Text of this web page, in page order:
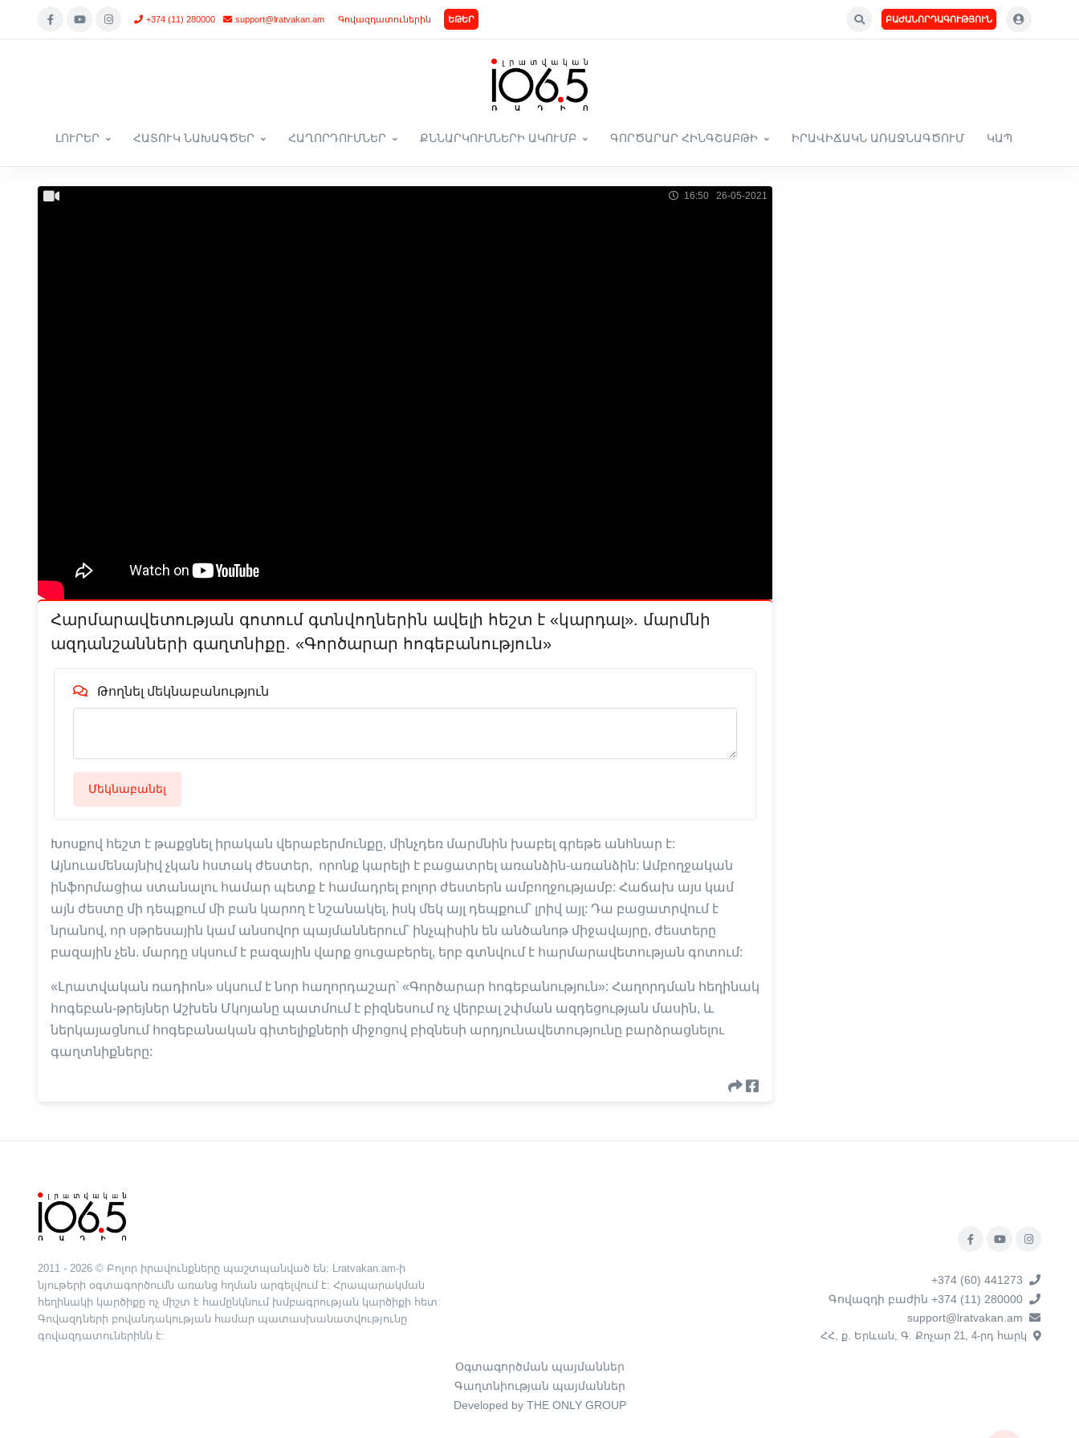
+374 (11) 280000 support@lratvakan.am Գովազդատուներին ԵԹԵՐ ԲԱԺԱՆՈՐԴԱԳՈՒԹՅՈՒՆ
ԼՈՒՐԵՐ ՀԱՏՈՒԿ ՆԱԽԱԳԾԵՐ ՀԱՂՈՐԴՈՒՄՆԵՐ ՔՆՆԱՐԿՈՒՄՆԵՐԻ ԱԿՈՒՄԲ ԳՈՐԾԱՐԱՐ ՀԻՆԳՇԱԲԹԻ ԻՐԱՎԻՃԱԿՆ ԱՌԱՋՆԱԳԾՈՒՄ ԿԱՊ
16:50 26-05-2021
Հարմարավետության գոտում գտնվողներին ավելի հեշտ է «կարդալ». մարմնի
ազդանշանների գաղտնիքը. «Գործարար հոգեբանություն»
Թողնել մեկնաբանություն
Մեկնաբանել
Խոսքով հեշտ է թաքցնել իրական վերաբերմունքը, մինչդեռ մարմնին խաբել գրեթե անհնար է:
Այնուամենայնիվ չկան հստակ ժեստեր, որոնք կարելի է բացատրել առանձին-առանձին: Ամբողջական
ինֆորմացիա ստանալու համար պետք է համադրել բոլոր ժեստերն ամբողջությամբ: Հաճախ այս կամ
այն ժեստը մի դեպքում մի բան կարող է նշանակել, իսկ մեկ այլ դեպքում՝ լրիվ այլ: Դա բացատրվում է
նրանով, որ սթրեսային կամ անսովոր պայմաններում՝ ինչպիսին են անծանոթ միջավայրը, ժեստերը
բազային չեն. մարդը սկսում է բազային վարք ցուցաբերել, երբ գտնվում է հարմարավետության գոտում:
«Լրատվական ռադիոն» սկսում է նոր հաղորդաշար՝ «Գործարար հոգեբանություն»: Հաղորդման հեղինակ
հոգեբան-թրեյներ Աշխեն Մկոյանը պատմում է բիզնեսում ոչ վերբալ շփման ազդեցության մասին, և
ներկայացնում հոգեբանական գիտելիքների միջոցով բիզնեսի արդյունավետությունը բարձրացնելու
գաղտնիքները:
+374 (60) 441273
Գովազդի բաժին +374 (11) 280000
support@lratvakan.am
ՀՀ, ք. Երևան, Գ. Քոչար 21, 4-րդ հարկ
2011 - 2026 © Բոլոր իրավունքները պաշտպանված են: Lratvakan.am-ի
նյութերի օգտագործումն առանց հղման արգելվում է: Հրապարակման
հեղինակի կարծիքը ոչ միշտ է համընկնում խմբագրության կարծիքի հետ:
Գովազդների բովանդակության համար պատասխանատվությունը
գովազդատուներինն է:
Օգտագործման պայմաններ
Գաղտնիության պայմաններ
Developed by THE ONLY GROUP